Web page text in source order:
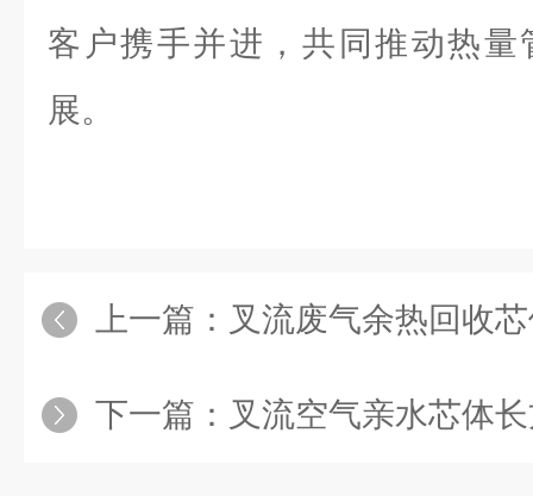
客户携手并进，共同推动热
展。
上一篇： 叉流废气余热回收
下一篇： 叉流空气亲水芯体